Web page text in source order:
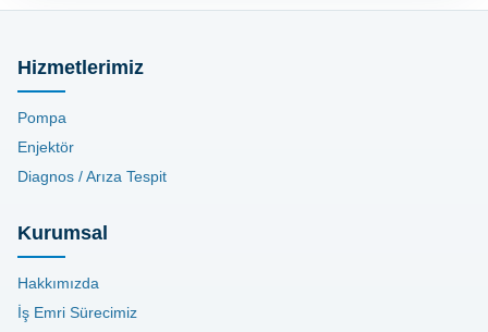
Hizmetlerimiz
Pompa
Enjektör
Diagnos / Arıza Tespit
Kurumsal
Hakkımızda
İş Emri Sürecimiz